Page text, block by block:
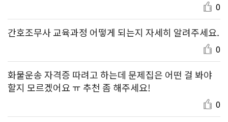
0
간호조무사 교육과정 어떻게 되는지 자세히 알려주세요.
0
화물운송 자격증 따려고 하는데 문제집은 어떤 걸 봐야
할지 모르겠어요 ㅠ 추천 좀 해주세요!
0